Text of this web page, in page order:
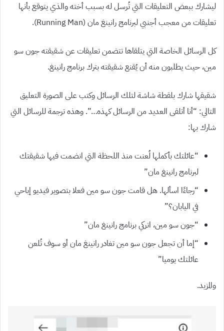
ليشارك ببعض التعليقات التي تُرسل له بسبب أخته والذي يتوقع بأنها
تعليقات من معجب أجنبي لبرنامج رانينغ مان (Running Man).
كل الرسائل الخاصة التي يتلقاها تتضمن تعليقات عن شقيقته جون سو
مين، حيث يطلبون منه أن يُقنع شقيقته بترك برنامج رانينغ.
شقيقها شارك بلقطة شاشة لتلك الرسائل وكتب على الصورة التعليق
التالي: “أنا أتلقى العديد من الرسائل كهذه…”. وهذه ترجمة للرسائل التي
شارك بها:
“عائلتك بأكملها لُعنت منذ اللحظة التي انضمت فيها شقيقتك
لبرنامج رانينغ مان”
“رجاءًا اسألها. هل قامت جون سو مين فعلا بتصوير فيديو إباحي
في اليابان؟”
“جون سو مين، اتركي برنامج رانينغ مان”
“إما أن تجعل جون سو مين تغادر رانينغ مان أو سوف تُلعن
عائلتك يوميا”
والمزيد.